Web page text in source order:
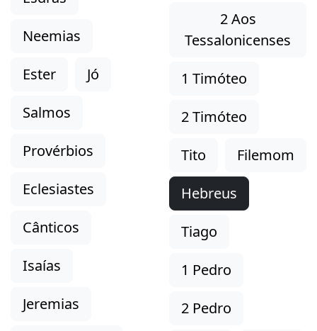
Neemias
Ester
Jó
Salmos
Provérbios
Eclesiastes
Cânticos
Isaías
Jeremias
2 Aos
Tessalonicenses
1 Timóteo
2 Timóteo
Tito
Filemom
Hebreus
Tiago
1 Pedro
2 Pedro